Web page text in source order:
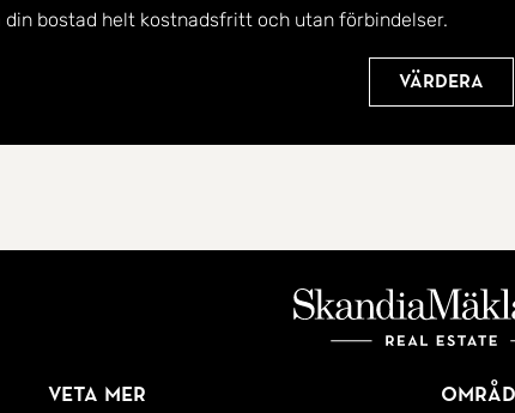
bostad helt kostnadsfritt och utan förbindelser.
Värdera
Veta mer